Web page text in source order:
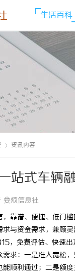
生活百科
资讯内容
站式车辆
烦信息社
，靠谱、便捷、低门
求与资金需求，兼顾
，免费评估、快速出
需求：一是准入宽松
能顺利通过；二是额